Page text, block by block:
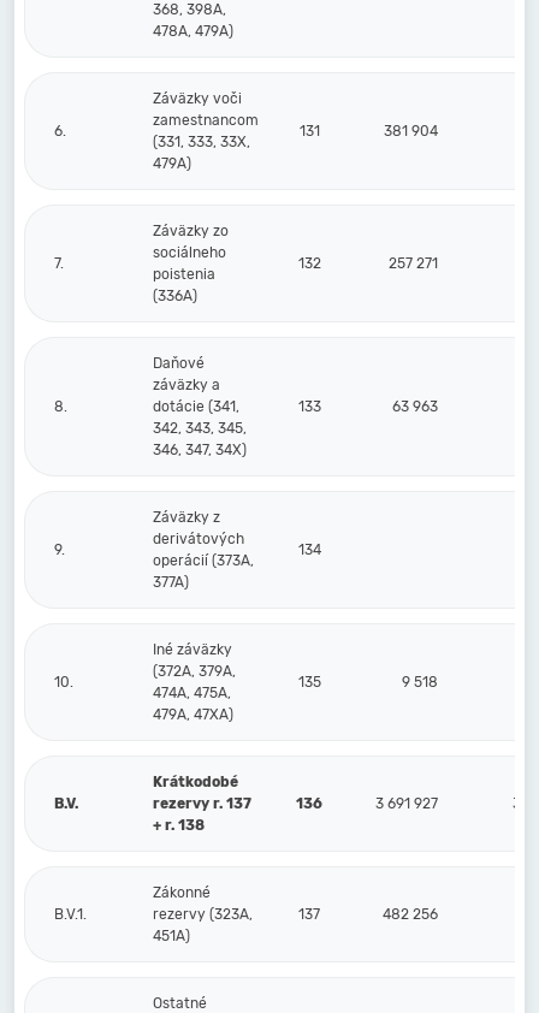
368, 398A,
478A, 479A)
6.
Záväzky voči
zamestnancom
(331, 333, 33X,
479A)
131 381 904
7.
Záväzky zo
sociálneho
poistenia
(336A)
132 257 271
8.
Daňové
záväzky a
dotácie (341,
342, 343, 345,
346, 347, 34X)
133 63 963
9.
Záväzky z
derivátových
operácií (373A,
377A)
134
10.
Iné záväzky
(372A, 379A,
474A, 475A,
479A, 47XA)
135 9 518
B.V.
Krátkodobé
rezervy r. 137
+ r. 138
136 3 691 927 3
B.V.1.
Zákonné
rezervy (323A,
451A)
137 482 256
Ostatné